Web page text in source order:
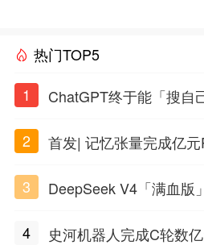
热门TOP5
1
ChatGPT终于能「搜自
2
首发| 记忆张量完成亿
3
DeepSeek V4「满血版
4
史河机器人完成C轮数